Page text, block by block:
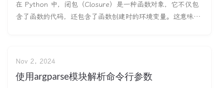
在 Python 中，闭包（Closure）是一种函数对象，它不仅包
含了函数的代码，还包含了函数创建时的环境变量。这意味着
套函数：闭
Nov 2, 2024
使用argparse模块解析命令行参数